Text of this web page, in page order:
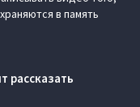
в память
рассказать